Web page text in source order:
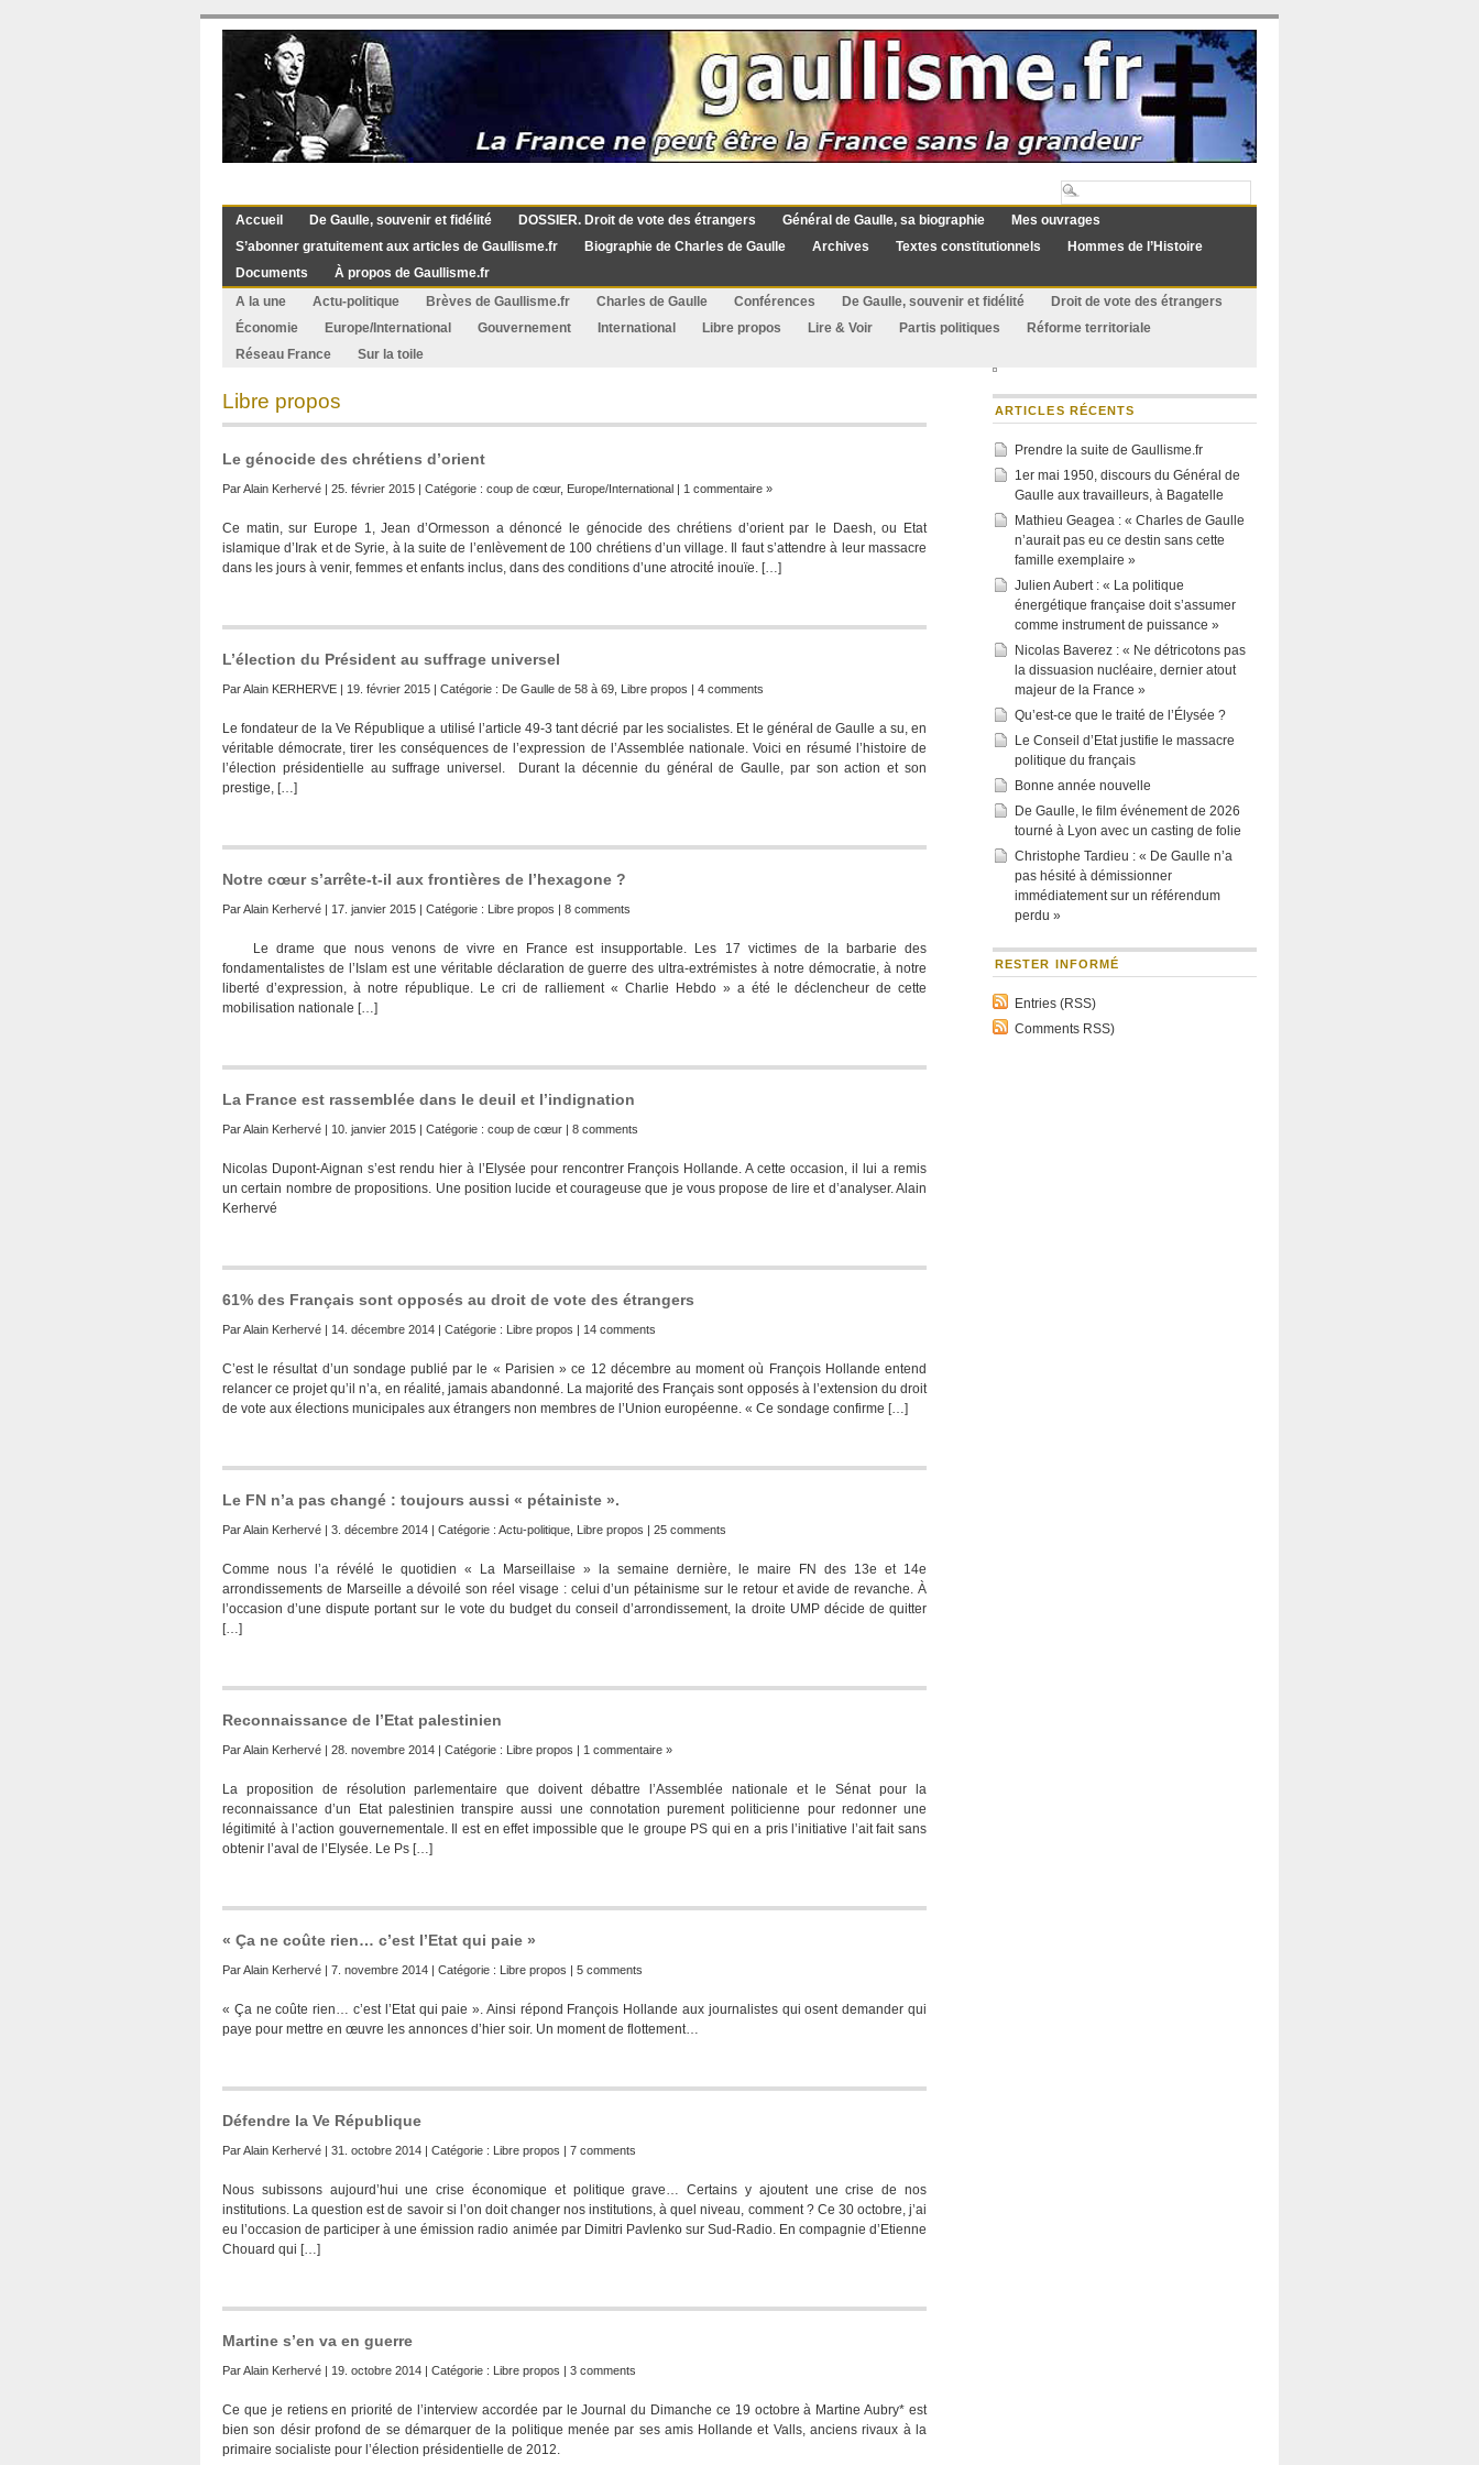
Accueil De Gaulle, souvenir et fidélité DOSSIER. Droit de vote des étrangers Général de Gaulle, sa biographie
Mes ouvrages
S’abonner gratuitement aux articles de Gaullisme.fr
Biographie de Charles de Gaulle Archives Textes constitutionnels
Hommes de l’Histoire
Documents
À propos de Gaullisme.fr
A la une
Actu-politique Brèves de Gaullisme.fr Charles de Gaulle Conférences De Gaulle, souvenir et fidélité
Droit de vote des étrangers
Économie
Europe/International Gouvernement International Libre propos Lire & Voir Partis politiques
Réforme territoriale
Réseau France
Sur la toile
Libre propos
Le génocide des chrétiens d’orient
ParAlain Kerhervé | 25. février 2015 | Catégorie : coup de cœur, Europe/International | 1 commentaire »
Ce matin, sur Europe 1, Jean d’Ormesson a dénoncé le génocide des chrétiens d’orient par le Daesh, ou Etat
islamique d’Irak et de Syrie, à la suite de l’enlèvement de 100 chrétiens d’un village. Il faut s’attendre à leur massacre
dans les jours à venir, femmes et enfants inclus, dans des conditions d’une atrocité inouïe. […]
L’élection du Président au suffrage universel
ParAlain KERHERVE | 19. février 2015 | Catégorie : De Gaulle de 58 à 69 Libre propos | 4 comments
Le fondateur de la Ve République a utilisé l’article 49-3 tant décrié par les socialistes. Et le général de Gaulle a su, en
véritable démocrate, tirer les conséquences de l’expression de l’Assemblée nationale. Voici en résumé l’histoire de
l’élection présidentielle au suffrage universel. Durant la décennie du général de Gaulle, par son action et son
prestige, […]
Notre cœur s’arrête-t-il aux frontières de l’hexagone ?
ParAlain Kerhervé | 17. janvier 2015 | Catégorie : Libre propos | 8 comments
Le drame que nous venons de vivre en France est insupportable. Les 17 victimes de la barbarie des
fondamentalistes de l’Islam est une véritable déclaration de guerre des ultra-extrémistes à notre démocratie, à notre
liberté d’expression, à notre république. Le cri de ralliement « Charlie Hebdo » a été le déclencheur de cette
mobilisation nationale […]
La France est rassemblée dans le deuil et l’indignation
ParAlain Kerhervé | 10. janvier 2015 | Catégorie : coup de cœur | 8 comments
Nicolas Dupont-Aignan s’est rendu hier à l’Elysée pour rencontrer François Hollande. A cette occasion, il lui a remis
un certain nombre de propositions. Une position lucide et courageuse que je vous propose de lire et d’analyser. Alain
Kerhervé
61% des Français sont opposés au droit de vote des étrangers
ParAlain Kerhervé | 14. décembre 2014 | Catégorie : Libre propos | 14 comments
C’est le résultat d’un sondage publié par le « Parisien » ce 12 décembre au moment où François Hollande entend
relancer ce projet qu’il n’a, en réalité, jamais abandonné. La majorité des Français sont opposés à l’extension du droit
de vote aux élections municipales aux étrangers non membres de l’Union européenne. « Ce sondage confirme […]
Le FN n’a pas changé : toujours aussi « pétainiste ».
ParAlain Kerhervé | 3. décembre 2014 | Catégorie : Actu-politique Libre propos | 25 comments
Comme nous l’a révélé le quotidien « La Marseillaise » la semaine dernière, le maire FN des 13e et 14e
arrondissements de Marseille a dévoilé son réel visage : celui d’un pétainisme sur le retour et avide de revanche. À
l’occasion d’une dispute portant sur le vote du budget du conseil d’arrondissement, la droite UMP décide de quitter
[…]
Reconnaissance de l’Etat palestinien
ParAlain Kerhervé | 28. novembre 2014 | Catégorie : Libre propos | 1 commentaire »
La proposition de résolution parlementaire que doivent débattre l’Assemblée nationale et le Sénat pour la
reconnaissance d’un Etat palestinien transpire aussi une connotation purement politicienne pour redonner une
légitimité à l’action gouvernementale. Il est en effet impossible que le groupe PS qui en a pris l’initiative l’ait fait sans
obtenir l’aval de l’Elysée. Le Ps […]
« Ça ne coûte rien… c’est l’Etat qui paie »
ParAlain Kerhervé | 7. novembre 2014 | Catégorie : Libre propos | 5 comments
« Ça ne coûte rien… c’est l’Etat qui paie ». Ainsi répond François Hollande aux journalistes qui osent demander qui
paye pour mettre en œuvre les annonces d’hier soir. Un moment de flottement…
Défendre la Ve République
ParAlain Kerhervé | 31. octobre 2014 | Catégorie : Libre propos | 7 comments
Nous subissons aujourd’hui une crise économique et politique grave… Certains y ajoutent une crise de nos
institutions. La question est de savoir si l’on doit changer nos institutions, à quel niveau, comment ? Ce 30 octobre, j’ai
eu l’occasion de participer à une émission radio animée par Dimitri Pavlenko sur Sud-Radio. En compagnie d’Etienne
Chouard qui […]
Martine s’en va en guerre
ParAlain Kerhervé | 19. octobre 2014 | Catégorie : Libre propos | 3 comments
Ce que je retiens en priorité de l’interview accordée par le Journal du Dimanche ce 19 octobre à Martine Aubry* est
bien son désir profond de se démarquer de la politique menée par ses amis Hollande et Valls, anciens rivaux à la
primaire socialiste pour l’élection présidentielle de 2012.
ARTICLES RÉCENTS
Prendre la suite de Gaullisme.fr
1er mai 1950, discours du Général de
Gaulle aux travailleurs, à Bagatelle
Mathieu Geagea : « Charles de Gaulle
n’aurait pas eu ce destin sans cette
famille exemplaire »
Julien Aubert : « La politique
énergétique française doit s’assumer
comme instrument de puissance »
Nicolas Baverez : « Ne détricotons pas
la dissuasion nucléaire, dernier atout
majeur de la France »
Qu’est-ce que le traité de l’Élysée ?
Le Conseil d’Etat justifie le massacre
politique du français
Bonne année nouvelle
De Gaulle, le film événement de 2026
tourné à Lyon avec un casting de folie
Christophe Tardieu : « De Gaulle n’a
pas hésité à démissionner
immédiatement sur un référendum
perdu »
RESTER INFORMÉ
Entries (RSS)
Comments RSS)